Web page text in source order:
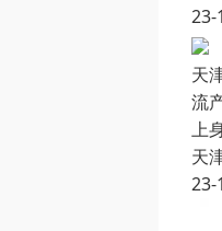
23-
天
流
上
天
23-